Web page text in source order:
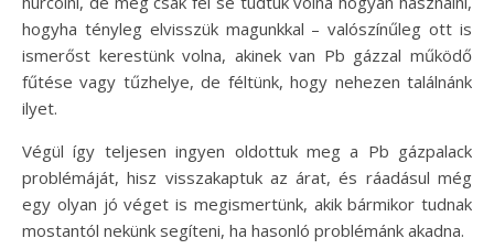
hogyha tényleg elvisszük magunkkal – valószínűleg ott is
ismerőst kerestünk volna, akinek van Pb gázzal működő
fűtése vagy tűzhelye, de féltünk, hogy nehezen találnánk
ilyet.
Végül így teljesen ingyen oldottuk meg a Pb gázpalack
problémáját, hisz visszakaptuk az árat, és ráadásul még
egy olyan jó véget is megismertünk, akik bármikor tudnak
mostantól nekünk segíteni, ha hasonló problémánk akadna.